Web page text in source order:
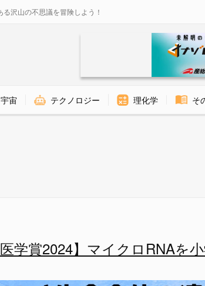
沢山の不思議を冒険しよう！
宇宙 テクノロジー 理化学 そ
医学賞2024】マイクロRNAを